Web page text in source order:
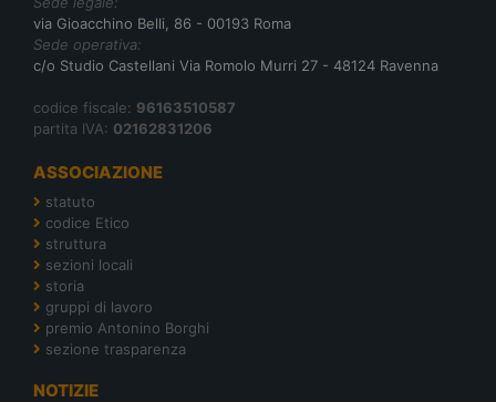
via Gioacchino Belli, 86 - 00193 Roma
Sede operativa:
c/o Studio Castellani Via Romolo Murri 27 - 48124 Ravenna
codice fiscale: 96163510587
partita IVA: 02162831206
ASSOCIAZIONE
statuto
codice Etico
struttura
sezioni locali
storia
gruppi di lavoro
premio Antonino Borghi
sezione trasparenza
NOTIZIE